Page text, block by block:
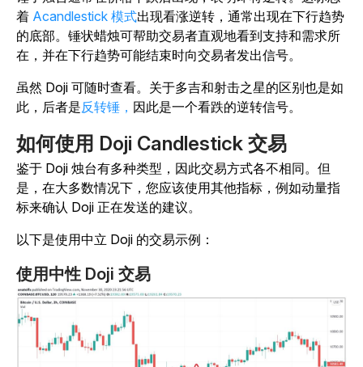
着 Acandlestick 模式出现看涨逆转，通常出现在下行趋势
的底部。锤状蜡烛可帮助交易者直观地看到支持和需求所
在，并在下行趋势可能结束时向交易者发出信号。
虽然 Doji 可随时查看。关于多吉和射击之星的区别也是如
此，后者是反转锤， 因此是一个看跌的逆转信号。
如何使用 Doji Candlestick 交易
鉴于 Doji 烛台有多种类型，因此交易方式各不相同。但
是，在大多数情况下，您应该使用其他指标，例如动量指
标来确认 Doji 正在发送的建议。
以下是使用中立 Doji 的交易示例：
使用中性 Doji 交易